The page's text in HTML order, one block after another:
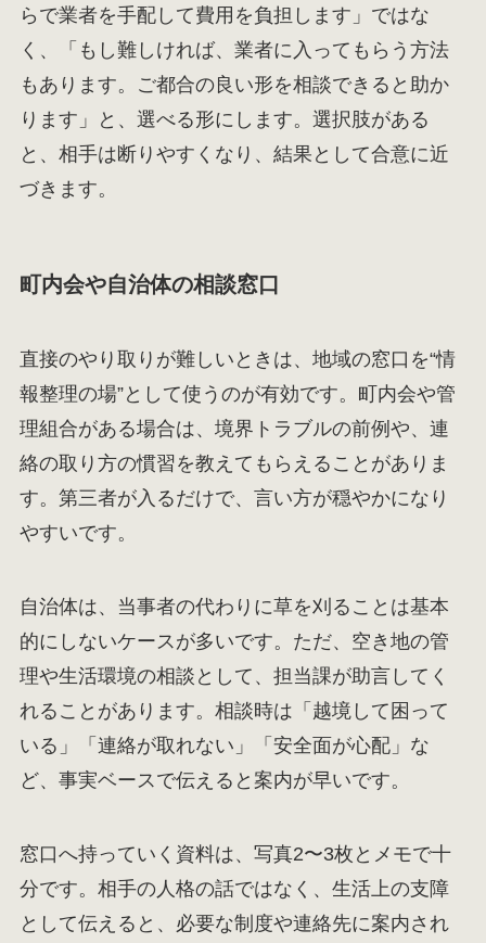
らで業者を手配して費用を負担します」ではな
く、「もし難しければ、業者に入ってもらう方法
もあります。ご都合の良い形を相談できると助か
ります」と、選べる形にします。選択肢がある
と、相手は断りやすくなり、結果として合意に近
づきます。
町内会や自治体の相談窓口
直接のやり取りが難しいときは、地域の窓口を“情
報整理の場”として使うのが有効です。町内会や管
理組合がある場合は、境界トラブルの前例や、連
絡の取り方の慣習を教えてもらえることがありま
す。第三者が入るだけで、言い方が穏やかになり
やすいです。
自治体は、当事者の代わりに草を刈ることは基本
的にしないケースが多いです。ただ、空き地の管
理や生活環境の相談として、担当課が助言してく
れることがあります。相談時は「越境して困って
いる」「連絡が取れない」「安全面が心配」な
ど、事実ベースで伝えると案内が早いです。
窓口へ持っていく資料は、写真2〜3枚とメモで十
分です。相手の人格の話ではなく、生活上の支障
として伝えると、必要な制度や連絡先に案内され